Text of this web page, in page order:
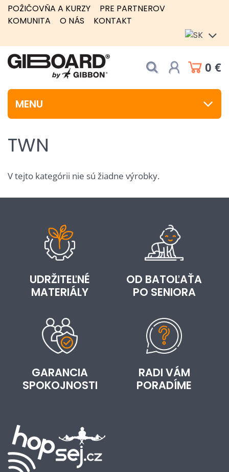
POŽIČOVŇA A KURZY
PRE PARTNEROV
KOMUNITA
O NÁS KONTAKT
0 €
MENU
TWN
V tejto kategórii nie sú žiadne výrobky.
UDRŽITEĽNÉ
MATERIÁLY
OD BATOĽAŤA
PO SENIORA
GARANCIA
SPOKOJNOSTI
RADI VÁM
PORADÍME